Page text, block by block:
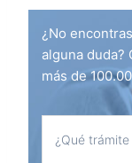
¿No
alguna duda?
más de